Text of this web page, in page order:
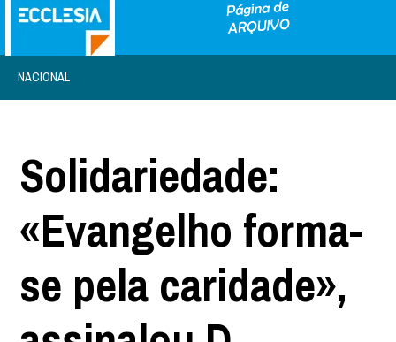
NACIONAL
Solidariedade:
«Evangelho forma-
se pela caridade»,